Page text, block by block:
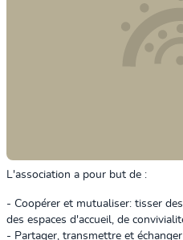
L'association a pour but de :
- Coopérer et mutualiser: tisser
des espaces d'accueil, de
- Partager, transmettre et